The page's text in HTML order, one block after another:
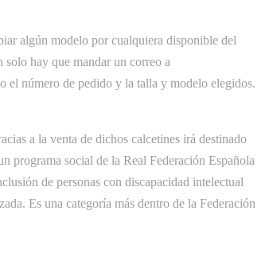
algún modelo por cualquiera disponible del
solo hay que mandar un correo a
el número de pedido y la talla y modelo elegidos.
a la venta de dichos calcetines irá destinado
programa social de la Real Federación Española
de personas con discapacidad intelectual
Es una categoría más dentro de la Federación